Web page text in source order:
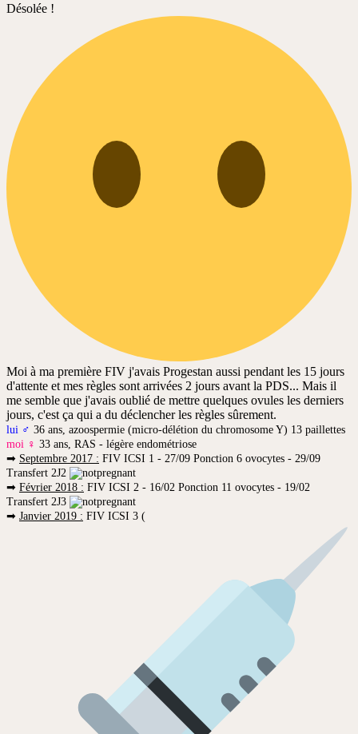
Désolée !
Moi à ma première FIV j'avais Progestan aussi pendant les 15 jours
d'attente et mes règles sont arrivées 2 jours avant la PDS... Mais il
me semble que j'avais oublié de mettre quelques ovules les derniers
jours, c'est ça qui a du déclencher les règles sûrement.
lui ♂ 36 ans, azoospermie (micro-délétion du chromosome Y) 13 paillettes
moi ♀ 33 ans, RAS - légère endométriose
➡ Septembre 2017 : FIV ICSI 1 - 27/09 Ponction 6 ovocytes - 29/09
Transfert 2J2
➡ Février 2018 : FIV ICSI 2 - 16/02 Ponction 11 ovocytes - 19/02
Transfert 2J3
➡ Janvier 2019 : FIV ICSI 3 (